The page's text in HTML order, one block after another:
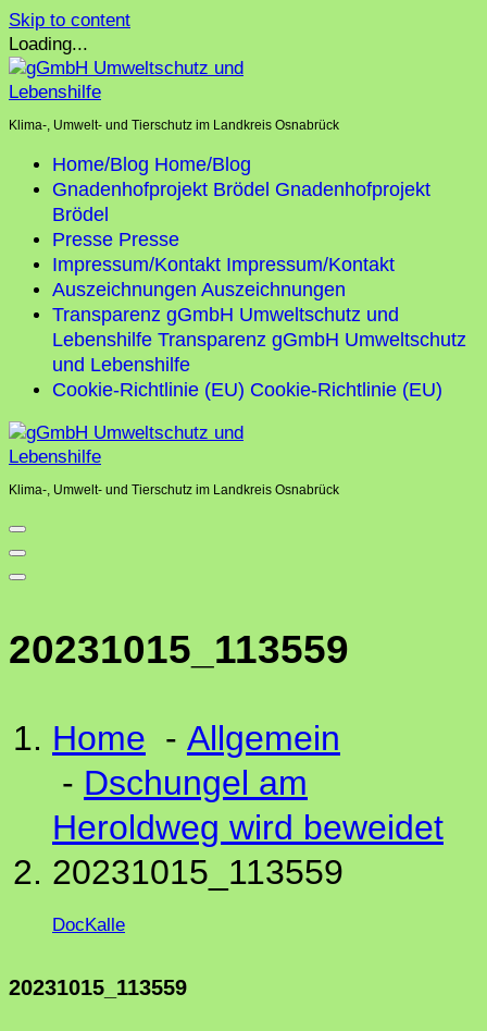
Skip to content
Loading...
Klima-, Umwelt- und Tierschutz im Landkreis Osnabrück
Home/Blog Home/Blog
Gnadenhofprojekt Brödel Gnadenhofprojekt
Brödel
Presse Presse
Impressum/Kontakt Impressum/Kontakt
Auszeichnungen Auszeichnungen
Transparenz gGmbH Umweltschutz und
Lebenshilfe Transparenz gGmbH Umweltschutz
und Lebenshilfe
Cookie-Richtlinie (EU) Cookie-Richtlinie (EU)
Klima-, Umwelt- und Tierschutz im Landkreis Osnabrück
20231015_113559
Home - Allgemein
- Dschungel am
Heroldweg wird beweidet
20231015_113559
DocKalle
20231015_113559